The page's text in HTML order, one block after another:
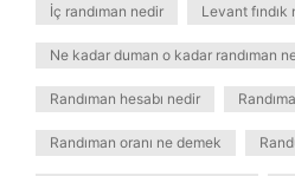
İç randıman nedir Levant fındık
Ne kadar duman o kadar randıman
Randıman hesabı nedir
Randıman oranı ne demek